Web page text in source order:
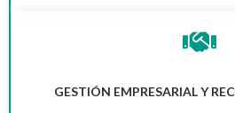
GESTIÓN EMPRESARIAL Y